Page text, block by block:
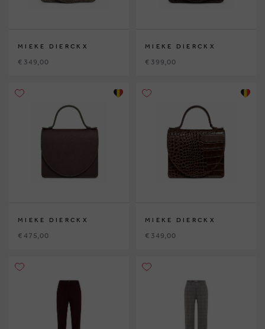
MIEKE DIERCKX
€ 349,00
MIEKE DIERCKX
€ 399,00
MIEKE DIERCKX
€ 475,00
MIEKE DIERCKX
€ 349,00